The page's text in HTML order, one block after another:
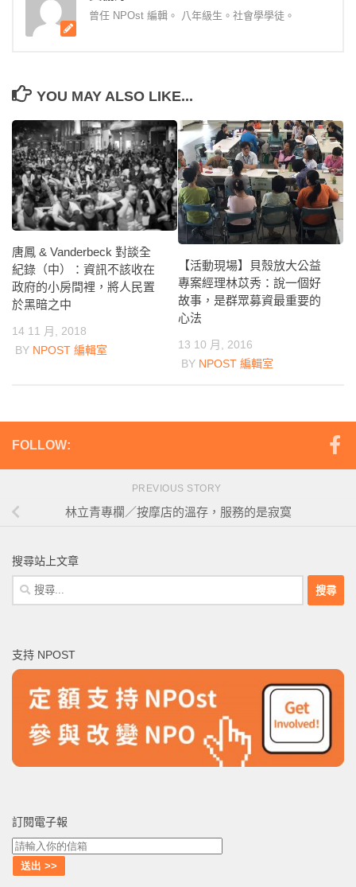
曾任 NPOst 編輯。 八年級生。社會學學徒。
YOU MAY ALSO LIKE...
唐鳳 & Vanderbeck 對談全
紀錄（中）：資訊不該收在
政府的小房間裡，將人民置
於黑暗之中
14 11 月, 2018
BY NPOST 編輯室
【活動現場】貝殼放大公益
專案經理林苡秀：說一個好
故事，是群眾募資最重要的
心法
13 10 月, 2016
BY NPOST 編輯室
FOLLOW:
PREVIOUS STORY
林立青專欄／按摩店的溫存，服務的是寂寞
搜尋站上文章
搜
尋
字:
支持 NPOST
訂閱電子報